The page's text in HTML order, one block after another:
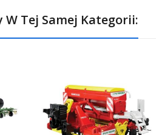
Tej Samej Kategorii: